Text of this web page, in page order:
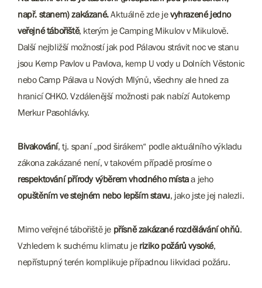
např. stanem) zakázané.Aktuálně zde jevyhrazené jedno
veřejné tábořiště, kterým je Camping Mikulov v Mikulově.
Další nejbližší možností jak pod Pálavou strávit noc ve stanu
jsou Kemp Pavlov u Pavlova, kemp U vody u Dolních Věstonic
nebo Camp Pálava u Nových Mlýnů, všechny ale hned za
hranicí CHKO. Vzdálenější možnosti pak nabízí Autokemp
Merkur Pasohlávky.
Bivakování, tj. spaní „pod širákem“ podle aktuálního výkladu
zákona zakázané není, v takovém případě prosíme o
respektování přírody výběrem vhodného místaa jeho
opuštěním ve stejném nebo lepším stavu, jako jste jej nalezli.
Mimo veřejné tábořiště je přísně zakázané rozdělávání ohňů.
Vzhledem k suchému klimatu je riziko požárů vysoké,
nepřístupný terén komplikuje případnou likvidaci požáru.